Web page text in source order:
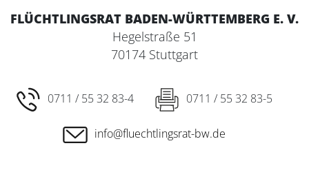
FLÜCHTLINGSRAT BADEN-WÜRTTEMBERG E. V.
Hegelstraße 51
70174 Stuttgart
0711 / 55 32 83-4 0711 / 55 32 83-5
info@fluechtlingsrat-bw.de